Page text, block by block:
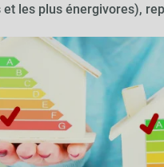
et les plus énergivores),